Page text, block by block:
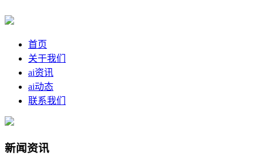
首页
关于我们
ai资讯
ai动态
联系我们
新闻资讯